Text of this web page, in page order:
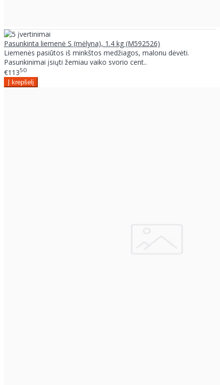
Pasunkinta liemenė S (mėlyna), 1.4 kg (M592526)
Liemenės pasiūtos iš minkštos medžiagos, malonu dėvėti.
Pasunkinimai įsiųti žemiau vaiko svorio cent..
€11350